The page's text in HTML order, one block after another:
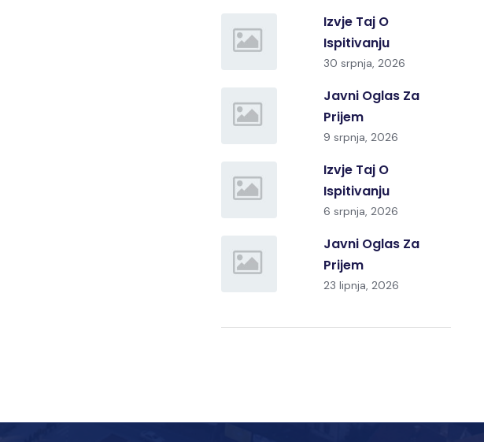
Izvje Taj O
Ispitivanju
30 srpnja, 2026
Javni Oglas Za
Prijem
9 srpnja, 2026
Izvje Taj O
Ispitivanju
6 srpnja, 2026
Javni Oglas Za
Prijem
23 lipnja, 2026